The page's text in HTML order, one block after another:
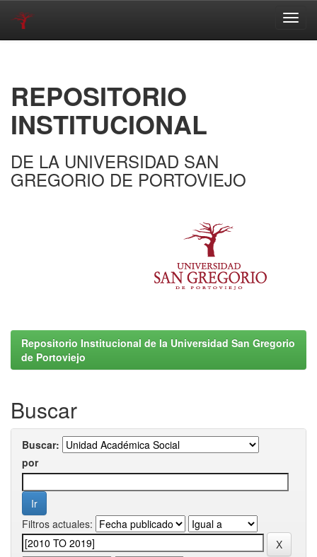
REPOSITORIO
INSTITUCIONAL
DE LA UNIVERSIDAD SAN
GREGORIO DE PORTOVIEJO
Repositorio Institucional de la Universidad San Gregorio
de Portoviejo
Buscar
Buscar:
por
Filtros actuales: